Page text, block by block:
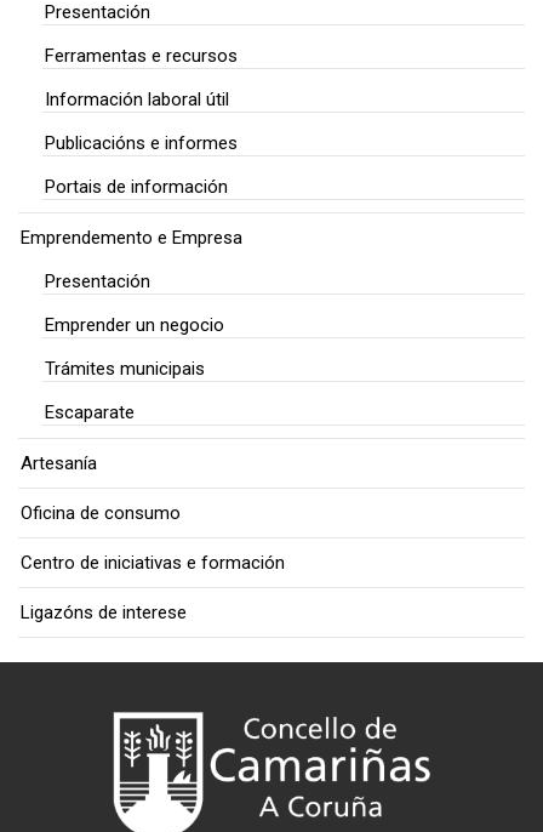
Presentación
Ferramentas e recursos
Información laboral útil
Publicacións e informes
Portais de información
Emprendemento e Empresa
Presentación
Emprender un negocio
Trámites municipais
Escaparate
Artesanía
Oficina de consumo
Centro de iniciativas e formación
Ligazóns de interese